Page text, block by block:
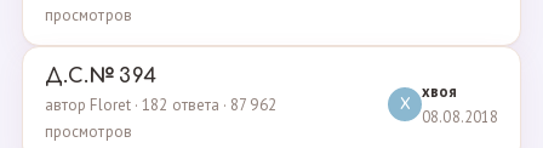
просмотров
Д.С.№ 394
автор Floret · 182 ответа · 87 962
просмотров
Х
хвоя
08.08.2018